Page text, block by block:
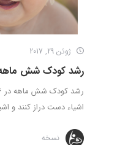
ژوئن 29, 2017
رشد کودک شش
اشياء دست دراز كنند و
نسخه